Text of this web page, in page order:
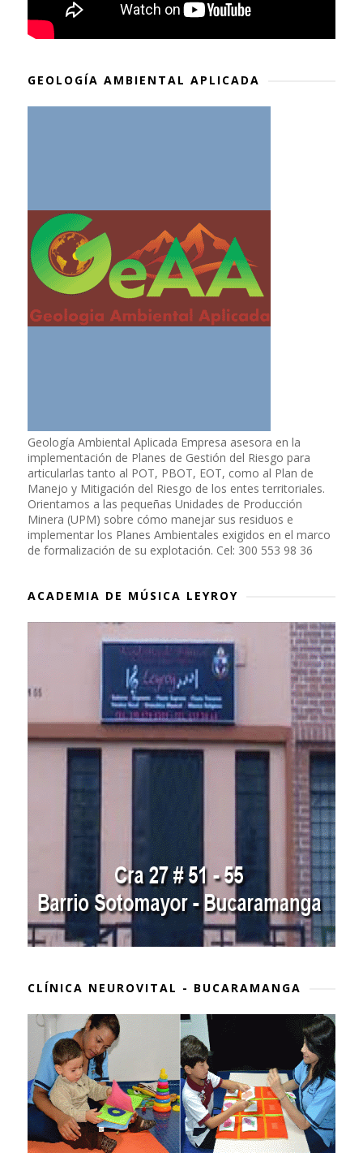
GEOLOGÍA AMBIENTAL APLICADA
Geología Ambiental Aplicada Empresa asesora en la
implementación de Planes de Gestión del Riesgo para
articularlas tanto al POT, PBOT, EOT, como al Plan de
Manejo y Mitigación del Riesgo de los entes territoriales.
Orientamos a las pequeñas Unidades de Producción
Minera (UPM) sobre cómo manejar sus residuos e
implementar los Planes Ambientales exigidos en el marco
de formalización de su explotación. Cel: 300 553 98 36
ACADEMIA DE MÚSICA LEYROY
CLÍNICA NEUROVITAL - BUCARAMANGA